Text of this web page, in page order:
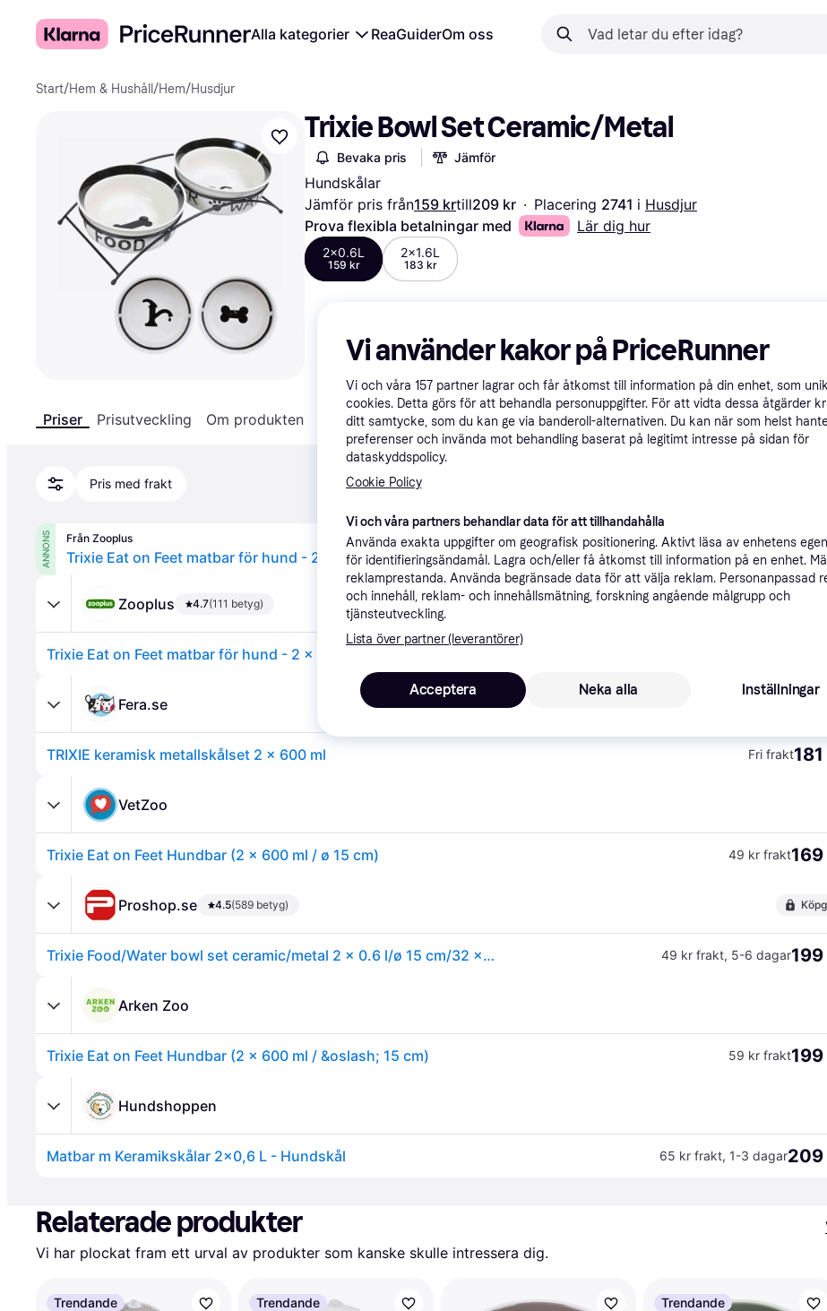
Alla kategorier ReaGuiderOm oss
Start/Hem & Hushåll /Hem/Husdjur
Trixie Bowl Set Ceramic/Metal
Bevaka pris Jämför
Hundskålar
Jämför pris från159 krtill209 kr · Placering 2741 i Husdjur
Prova flexibla betalningar med
Lär dig hur
2x0.6L
159 kr
2x1.6L
183 kr
Priser Prisutveckling Om produkten Specifikationer
Pris med frakt
ANNONS Från Zooplus
Trixie Eat on Feet matbar för hund - 2 x 0,6 l, Ø 15 cm - Svart/Vit 49 kr frakt,2-5 dagar
Zooplus 4.7(111 betyg)
Trixie Eat on Feet matbar för hund - 2 x 0,6 l, Ø 15 cm - Svart/Vit
Fera.se
TRIXIE keramisk metallskålset 2 x 600 ml Fri frakt
VetZoo
Trixie Eat on Feet Hundbar (2 x 600 ml / ø 15 cm) 49 kr frakt
Proshop.se 4.5(589 betyg)
Trixie Food/Water bowl set ceramic/metal 2 × 0.6 l/ø 15 cm/32 × 9 × 15 cm white/black 49 kr frakt, 5-6 dagar
Arken Zoo
Trixie Eat on Feet Hundbar (2 x 600 ml / &oslash; 15 cm) 59 kr frakt
Hundshoppen
Matbar m Keramikskålar 2x0,6 L - Hundskål 65 kr frakt, 1-3 dagar209
Relaterade produkter
Vi har plockat fram ett urval av produkter som kanske skulle intressera dig.
Trendande Trendande Trendande
Vi använder kakor på PriceRunner
Vi och våra 157 partner lagrar och får åtkomst till information på din enhet, som
cookies. Detta görs för att behandla personuppgifter. För att vidta dessa åtgärder
ditt samtycke, som du kan ge via banderoll-alternativen. Du kan när som helst
preferenser och invända mot behandling baserat på legitimt intresse på sidan för
dataskyddspolicy.
Cookie Policy
Vi och våra partners behandlar data för att tillhandahålla
Använda exakta uppgifter om geografisk positionering. Aktivt läsa av enhetens
för identifieringsändamål. Lagra och/eller få åtkomst till information på en enhet.
reklamprestanda. Använda begränsade data för att välja reklam. Personanpassad
och innehåll, reklam- och innehållsmätning, forskning angående målgrupp och
tjänsteutveckling.
Lista över partner (leverantörer)
Neka alla
Acceptera Inställningar